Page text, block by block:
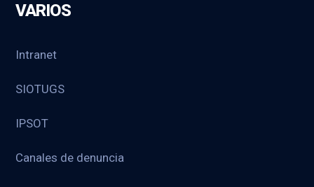
VARIOS
Intranet
SIOTUGS
IPSOT
Canales de denuncia